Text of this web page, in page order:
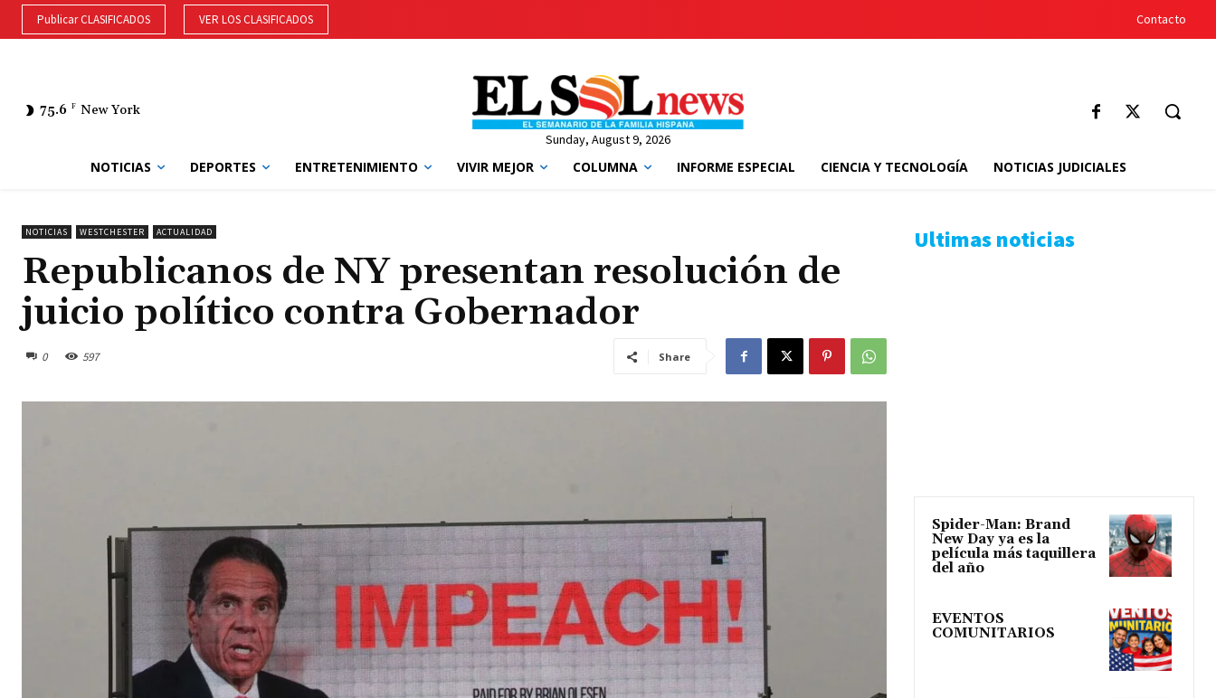
Publicar CLASIFICADOS VER LOS CLASIFICADOS Contacto
75.6 F New York
Sunday, August 9, 2026
NOTICIAS DEPORTES ENTRETENIMIENTO VIVIR MEJOR COLUMNA INFORME ESPECIAL CIENCIA Y TECNOLOGÍA NOTICIAS JUDICIALES
NOTICIAS WESTCHESTER ACTUALIDAD
Republicanos de NY presentan resolución de
juicio político contra Gobernador
0 597 Share
Ultimas noticias
Spider-Man: Brand
New Day ya es la
película más taquillera
del año
EVENTOS
COMUNITARIOS